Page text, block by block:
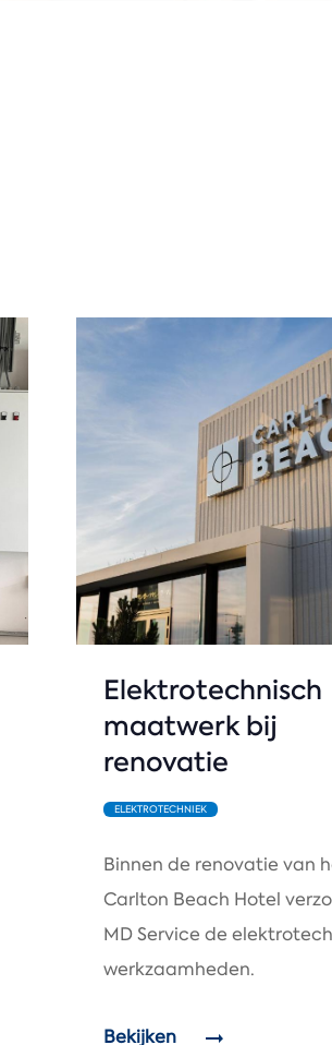
Elektrotechnisch
maatwerk bij
renovatie
ELEKTROTECHNIEK
Binnen de renovatie van
Carlton Beach Hotel
MD Service de
werkzaamheden.
Bekijken